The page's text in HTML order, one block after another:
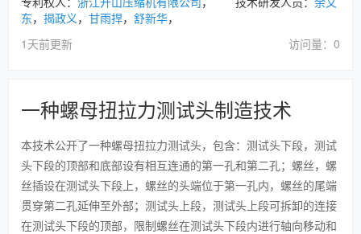
东， 揭政义， 甘雨捍， 舒新华，
1天前更新
访问量：0
一种螺母扭拉力测试头制造技术
本技术公开了一种螺母扭拉力测试头，包含：测试头下段，测试
头下段的顶部和底部设有相互连通的第一孔和第二孔；螺丝，螺
丝插设在测试头下段上，螺丝的头端位于第一孔内，螺丝的尾端
贯穿第二孔延伸至外部；测试头上段，测试头上段可拆卸的连接
在测试头下段的顶部，限制螺丝在测试头下段内进行轴向移动和